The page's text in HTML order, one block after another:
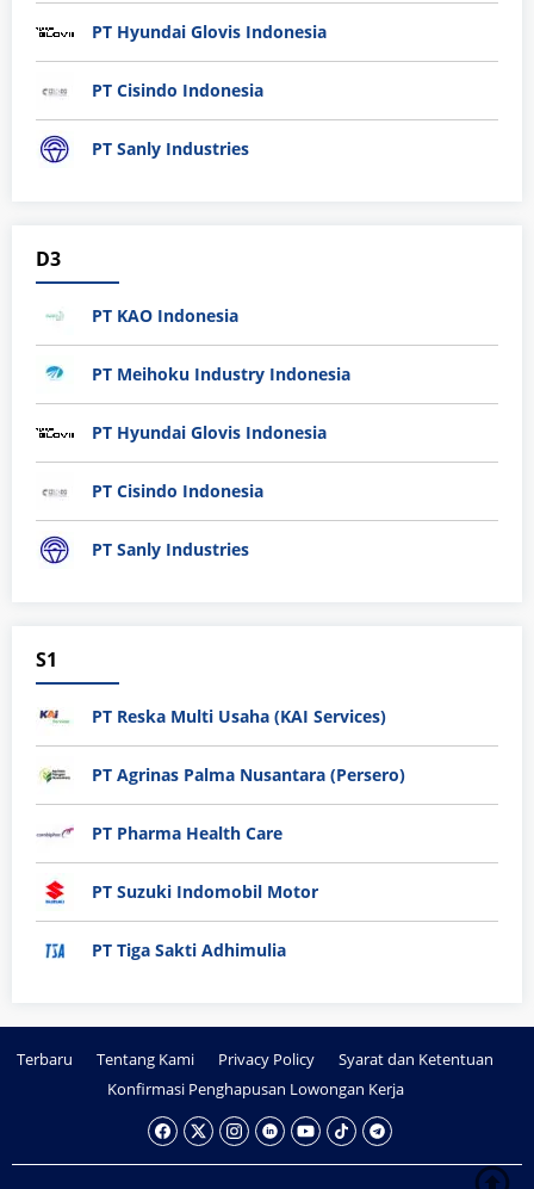
PT Hyundai Glovis Indonesia
PT Cisindo Indonesia
PT Sanly Industries
D3
PT KAO Indonesia
PT Meihoku Industry Indonesia
PT Hyundai Glovis Indonesia
PT Cisindo Indonesia
PT Sanly Industries
S1
PT Reska Multi Usaha (KAI Services)
PT Agrinas Palma Nusantara (Persero)
PT Pharma Health Care
PT Suzuki Indomobil Motor
PT Tiga Sakti Adhimulia
Terbaru Tentang Kami Privacy Policy
Syarat dan Ketentuan
Konfirmasi Penghapusan Lowongan Kerja